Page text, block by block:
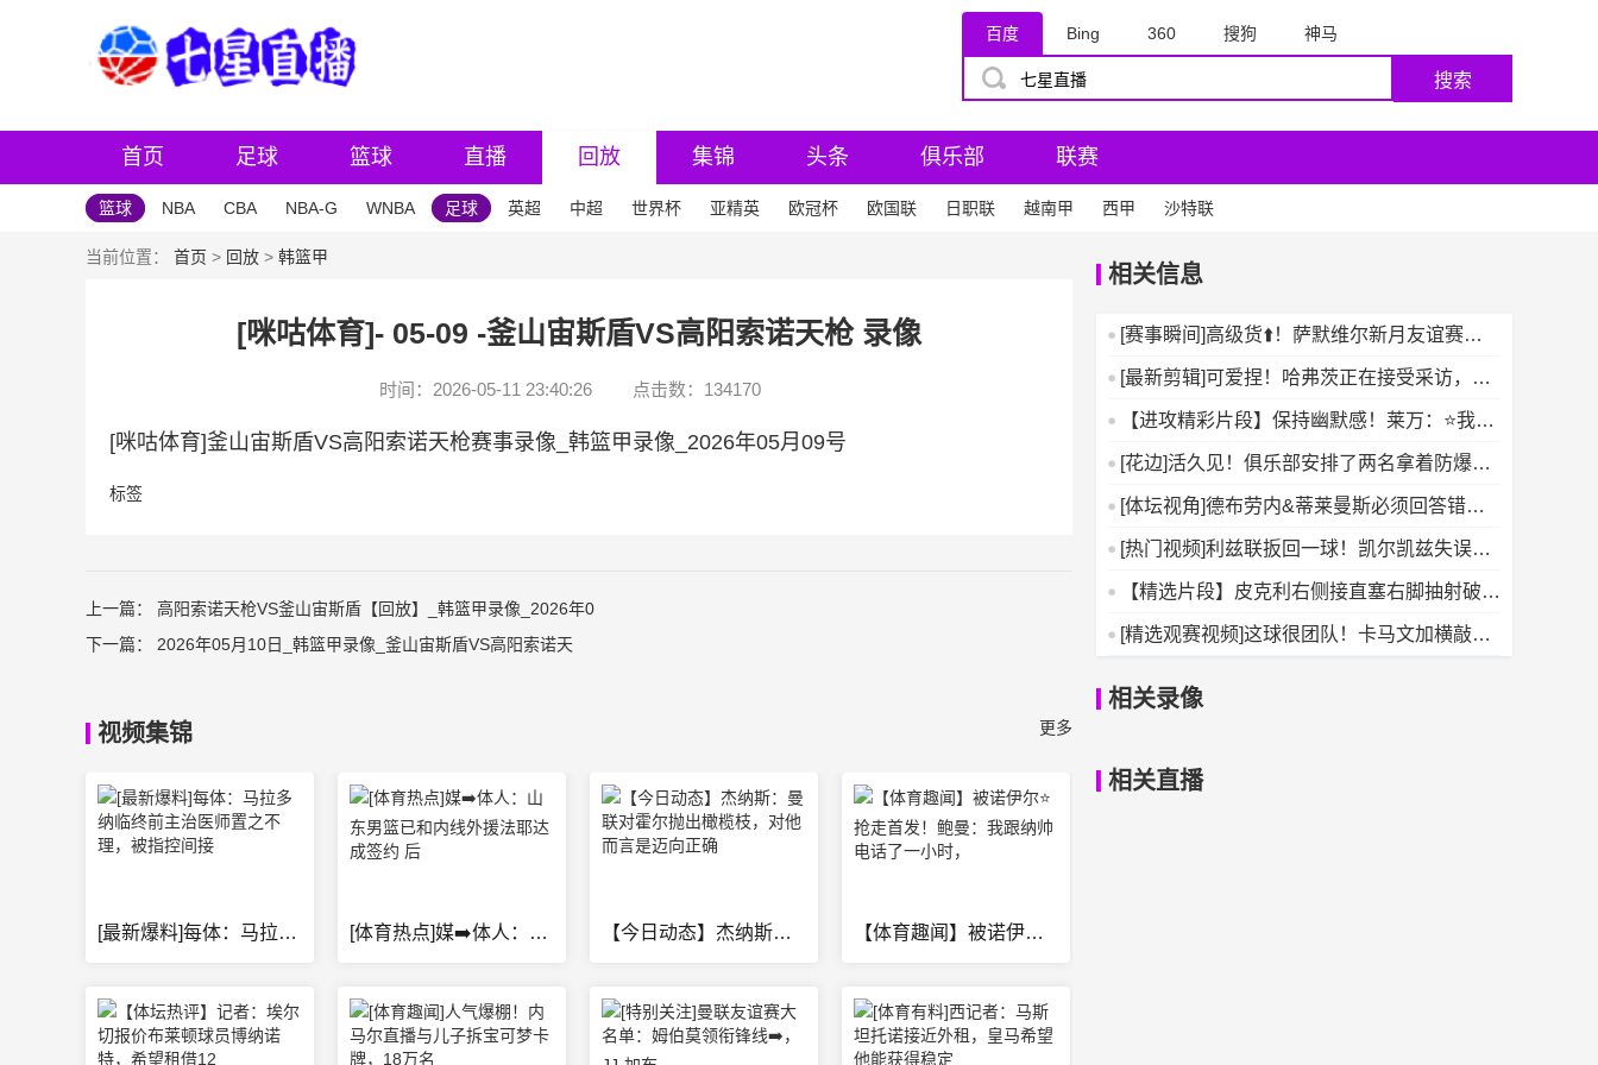
百度 Bing 360 搜狗 神马
搜索
首页 足球 篮球 直播 回放 集锦 头条 俱乐部 联赛
篮球 NBA CBA NBA-G WNBA 足球 英超 中超 世界杯 亚精英 欧冠杯 欧国联 日职联 越南甲 西甲 沙特联
当前位置： 首页 > 回放 > 韩篮甲
[咪咕体育]- 05-09 -釜山宙斯盾VS高阳索诺天枪 录像
时间：2026-05-11 23:40:26 点击数： 134170
[咪咕体育]釜山宙斯盾VS高阳索诺天枪赛事录像_韩篮甲录像_2026年05月09号
标签
上一篇： 高阳索诺天枪VS釜山宙斯盾【回放】_韩篮甲录像_2026年0
下一篇： 2026年05月10日_韩篮甲录像_釜山宙斯盾VS高阳索诺天
视频集锦 更多
[最新爆料]每体：马拉多纳临终前主治医师置之不理，被指控间接 [体育热点]媒➡️体人：山东男篮已和内线外援法耶达成签约 后 【今日动态】杰纳斯：曼联对霍尔抛出橄榄枝，对他而言是迈向正确 【体育趣闻】被诺伊尔⭐抢走首发！鲍曼：我跟纳帅电话了一小时，
相关信息
[赛事瞬间]高级货⬆️！萨默维尔新月友谊赛一
条龙过人戏耍防线
[最新剪辑]可爱捏！哈弗茨正在接受采访，约
克雷斯入画躲树后偷
【进攻精彩片段】保持幽默感！莱万：⭐我以
为得帽子戏法才能把球
[花边]活久见！俱乐部安排了两名拿着防爆盾
的保安保护帕雷德斯
[体坛视角]德布劳内&蒂莱曼斯必须回答错误
答案游戏：到底谁在
[热门视频]利兹联扳回一球！凯尔凯兹失误被
断，阿伦森破门
【精选片段】皮克利右侧接直塞右脚抽射破
门，佛罗伦萨扳回一球！
[精选观赛视频]这球很团队！卡马文加横敲，
相关录像
相关直播